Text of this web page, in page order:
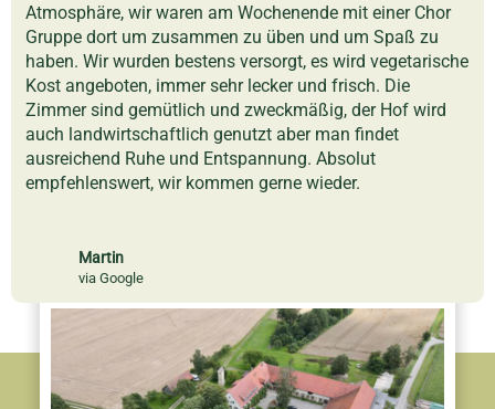
Atmosphäre, wir waren am Wochenende mit einer Chor
Gruppe dort um zusammen zu üben und um Spaß zu
haben. Wir wurden bestens versorgt, es wird vegetarische
Kost angeboten, immer sehr lecker und frisch. Die
Zimmer sind gemütlich und zweckmäßig, der Hof wird
auch landwirtschaftlich genutzt aber man findet
ausreichend Ruhe und Entspannung. Absolut
empfehlenswert, wir kommen gerne wieder.
Martin
via Google